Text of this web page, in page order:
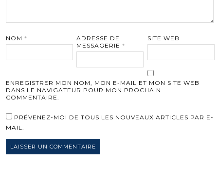
NOM *
ADRESSE DE
MESSAGERIE *
SITE WEB
ENREGISTRER MON NOM, MON E-MAIL ET MON SITE WEB
DANS LE NAVIGATEUR POUR MON PROCHAIN
COMMENTAIRE.
PRÉVENEZ-MOI DE TOUS LES NOUVEAUX ARTICLES PAR E-
MAIL.